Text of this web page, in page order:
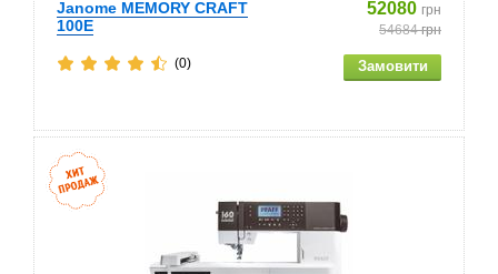
Janome MEMORY CRAFT
100E
52080 грн
54684грн
(0)